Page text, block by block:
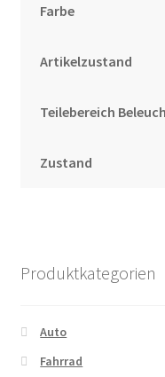
Farbe
Artikelzustand
Teilebereich
Zustand
Produktkategorien
Auto
Fahrrad